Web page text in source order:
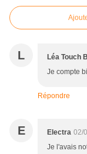
L Léa Touch
Je compte
Répondre
E Electra 02/
Je l'avais